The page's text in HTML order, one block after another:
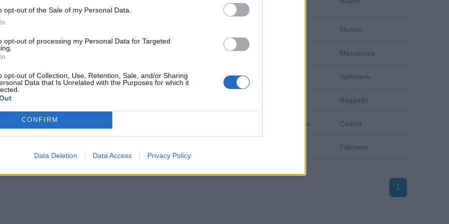
opt-out of the Sale of my Personal Data.
opt-out of processing my Personal Data for Targeted
opt-out of Collection, Use, Retention, Sale, and/or Sharing
Data that Is Unrelated with the Purposes for which it
CONFIRM
Data Deletion Data Access Privacy Policy
Merate
SRL Massarosa
1-2 milioni Valfenera
S.R.L. Reggello
Reggio Emilia Casina
Fabriano
1